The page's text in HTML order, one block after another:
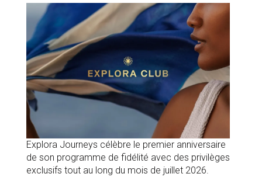
Explora Journeys célèbre le premier anniversaire
de son programme de fidélité avec des privilèges
exclusifs tout au long du mois de juillet 2026.